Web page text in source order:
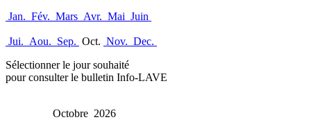
Jan. Fév. Mars Avr. Mai Juin
Jui. Aou. Sep. Oct. Nov. Dec.
Sélectionner le jour souhaité
pour consulter le bulletin Info-LAVE
Octobre 2026